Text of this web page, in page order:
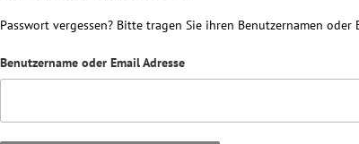
Passwort vergessen? Bitte tragen Sie ihren Benutzernamen
Benutzername oder Email Adresse